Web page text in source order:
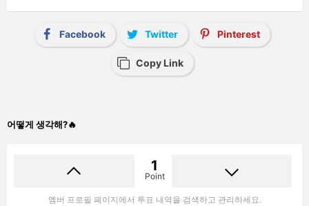
Facebook Twitter Pinterest
Copy Link
어떻게 생각해?🔥
1
Point
멤버 프로필 페이지에서 투표 내역을 검색하고 관리하세요.